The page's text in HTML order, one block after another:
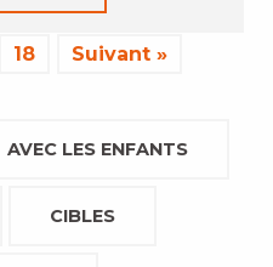
18 Suivant »
AVEC LES ENFANTS
CIBLES